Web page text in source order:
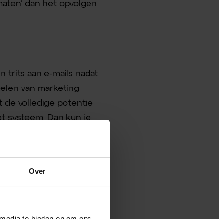
Over
dan het opvolgen
trits aan e-mails nadat
van marketing
de volledige potentie
systeem. Dan kun je
naar Sales